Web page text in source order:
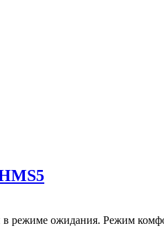
режиме ожидания. Режим